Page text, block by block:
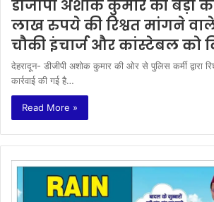
डीजीपी अशोक कुमार की बड़ी
लाख रुपये की रिश्वत मांगने वाले
चौकी इंचार्ज और कांस्टेबल को
देहरादून- डीजीपी अशोक कुमार की ओर से पुलिस कर्मी द्वारा
कार्रवाई की गई है…
Read More »